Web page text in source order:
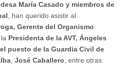
María Casado y miembros de
, han querido asistir al
Gerente del Organismo
, la Presidenta de la AVT, Ángeles
puesto de la Guardia Civil de
José Caballero , entre otras